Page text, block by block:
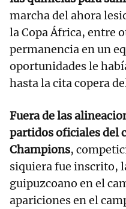
marcha del ahora
la Copa África, entre
permanencia en un
oportunidades le
hasta la cita copera
Fuera de las
partidos oficiales del
Champions,
siquiera fue inscrito,
guipuzcoano en el
apariciones en el